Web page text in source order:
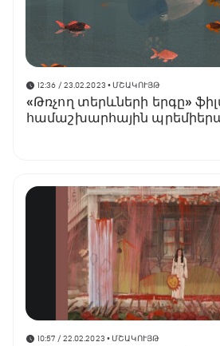
12:36 / 23.02.2023 • ՄՇԱԿՈՒՅԹ
«Թռչող տերևների երգը»
համաշխարհային
10:57 / 22.02.2023 • ՄՇԱԿՈՒՅԹ